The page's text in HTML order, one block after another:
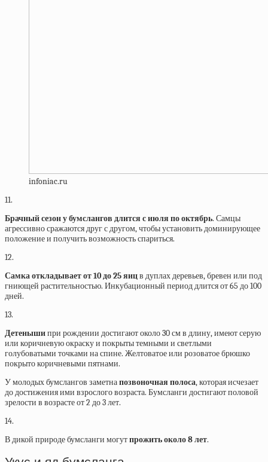
infoniac.ru
11.
Брачный сезон у бумслангов длится с июля по октябрь. Самцы
агрессивно сражаются друг с другом, чтобы установить доминирующее
положение и получить возможность спариться.
12.
Самка откладывает от 10 до 25 яицв дуплах деревьев, бревен или под
гниющей растительностью. Инкубационный период длится от 65 до 100
дней.
13.
Детенышипри рождении достигают около 30 см в длину, имеют серую
или коричневую окраску и покрыты темными и светлыми
голубоватыми точками на спине. Желтоватое или розоватое брюшко
покрыто коричневыми пятнами.
У молодых бумслангов заметнапозвоночная полоса, которая исчезает
до достижения ими взрослого возраста. Бумсланги достигают половой
зрелости в возрасте от 2 до 3 лет.
14.
В дикой природе бумсланги могутпрожить около 8 лет.